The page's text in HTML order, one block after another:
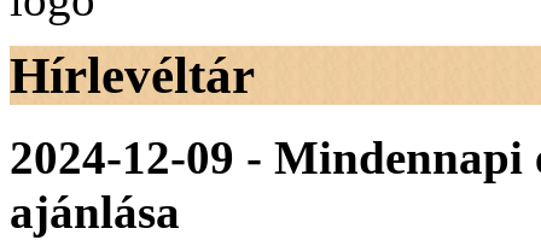
Hírlevéltár
2024-12-09 -
ajánlása